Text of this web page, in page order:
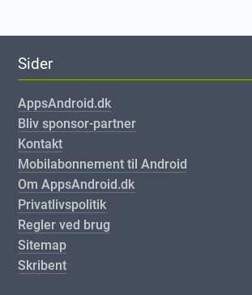
Sider
AppsAndroid.dk
Bliv sponsor-partner
Kontakt
Mobilabonnement til Android
Om AppsAndroid.dk
Privatlivspolitik
Regler ved brug
Sitemap
Skribent